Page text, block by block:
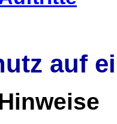
auf